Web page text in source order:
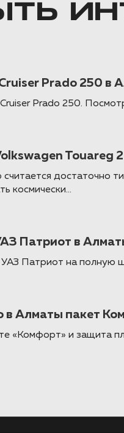
Prado 250 в
Prado 250.
Touareg
достаточно
космически...
Патриот в
Патриот на полную
в Алматы пакет
«Комфорт» и защита